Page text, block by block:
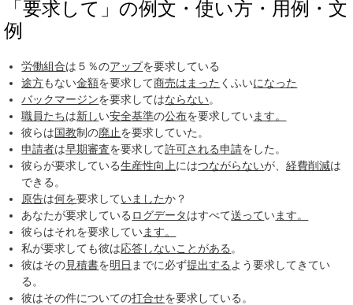
「要求して」の例文・使い方・用例・文
例
労働組合は５％のアップを要求している
途方もない金額を要求して商売はまった くふいになった
バックマージンを要求してはならない。
職員たちは新しい安全基準の公布を要求しています。
彼らは国教制の廃止を要求していた。
申請者は早期審査を要求して許可される申請をした。
彼らが要求している生産性向上にはつながらないが、経費削減は
できる。
原告は何を要求していましたか？
あなたが要求している ログデータはすべて送っています。
彼らはそれを要求しています。
私が要求しても彼は応答しないことがある 。
彼はその見積書を明日 までに必ず提出する よう要求してきてい
る。
彼はその件についての打合せを要求している。